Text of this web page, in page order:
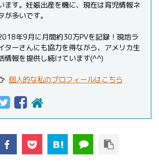
ます。妊娠出産を機に、現在は育児情報ネ
が多いです。
年9月に月間約30万PVを記録！現地ラ
ターさんにも協力を得ながら、アメリカ生
情報を提供し続けています(^^)
個人的な私のプロフィールはこちら